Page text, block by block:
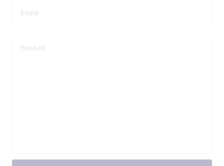
Emne
Besked